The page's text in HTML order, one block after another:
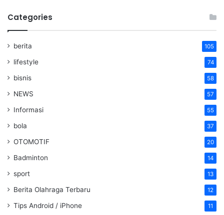
Categories
berita 105
lifestyle 74
bisnis 58
NEWS 57
Informasi 55
bola 37
OTOMOTIF 20
Badminton 14
sport 13
Berita Olahraga Terbaru 12
Tips Android / iPhone 11